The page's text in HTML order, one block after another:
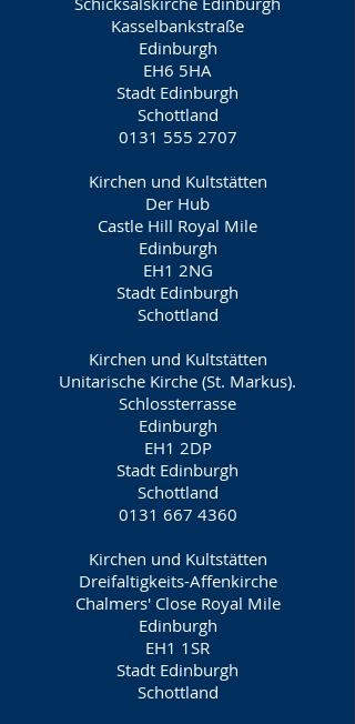
Kasselbankstraße
Edinburgh
EH6 5HA
Stadt Edinburgh
Schottland
0131 555 2707
Kirchen und Kultstätten
Der Hub
Castle Hill Royal Mile
Edinburgh
EH1 2NG
Stadt Edinburgh
Schottland
Kirchen und Kultstätten
Unitarische Kirche (St. Markus).
Schlossterrasse
Edinburgh
EH1 2DP
Stadt Edinburgh
Schottland
0131 667 4360
Kirchen und Kultstätten
Dreifaltigkeits-Affenkirche
Chalmers' Close Royal Mile
Edinburgh
EH1 1SR
Stadt Edinburgh
Schottland